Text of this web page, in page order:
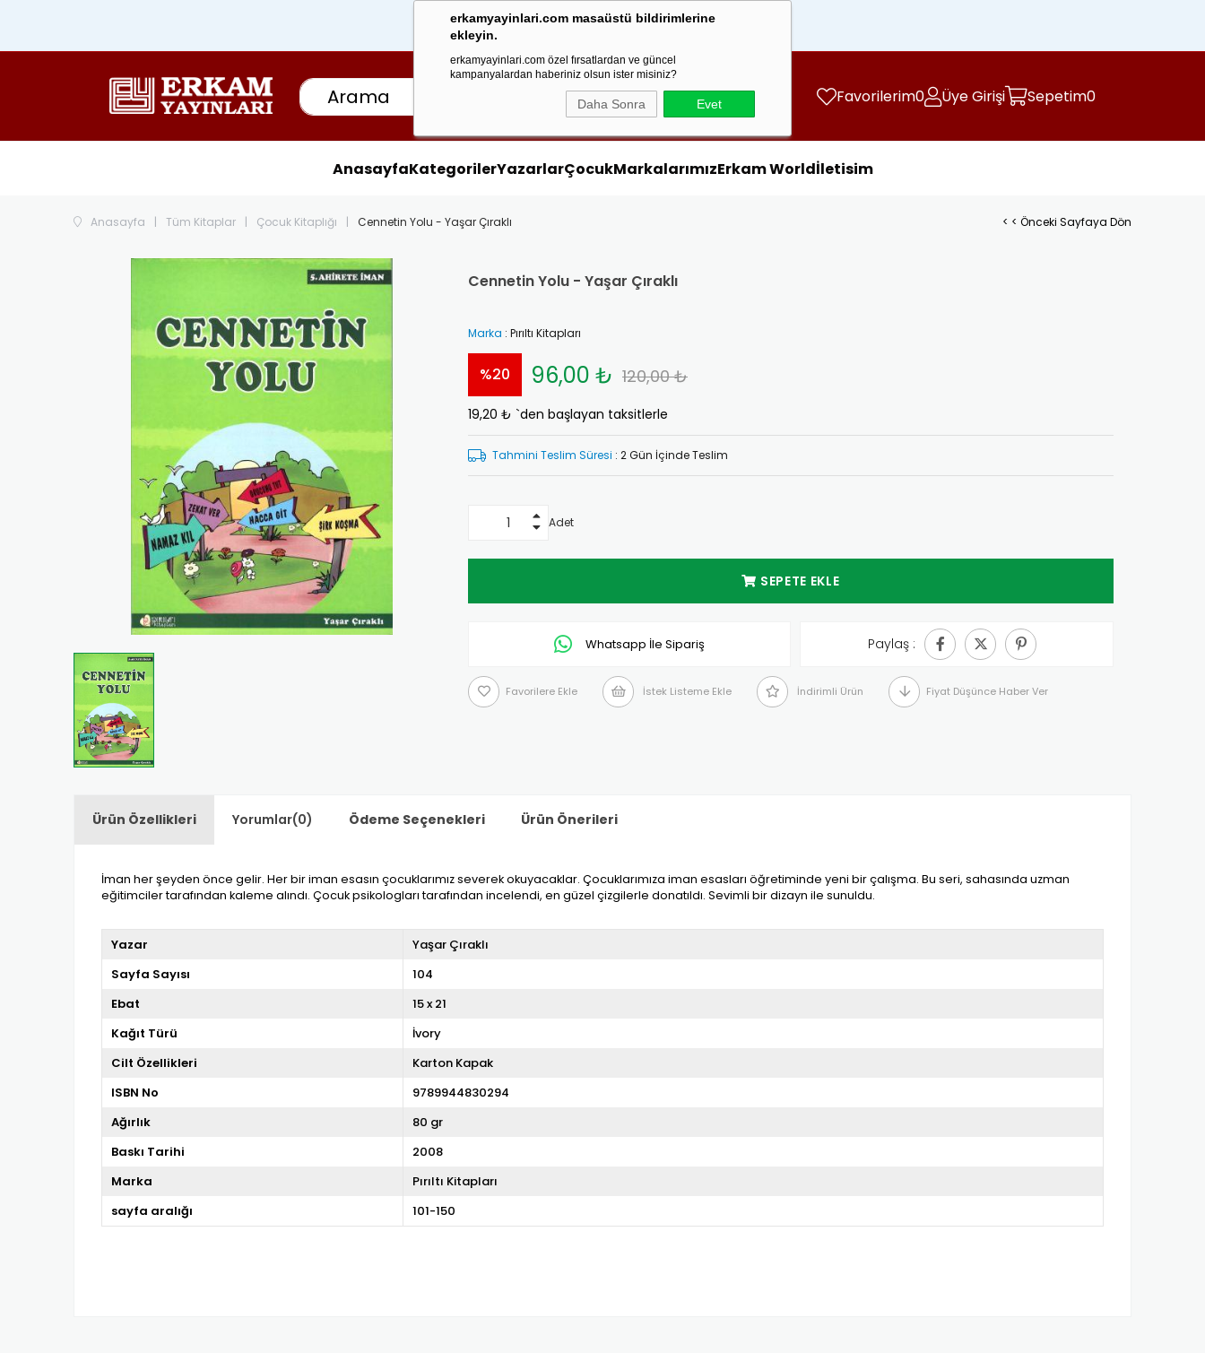
erkamyayinlari.com masaüstü bildirimlerine
ekleyin.
erkamyayinlari.com özel fırsatlardan ve güncel
kampanyalardan haberiniz olsun ister misiniz?
Daha Sonra Evet
1000 TL
Favorilerim0 Üye Girişi Sepetim0
AnasayfaKategorilerYazarlarÇocukMarkalarımızErkam Worldİletisim
Anasayfa Tüm Kitaplar Çocuk Kitaplığı Cennetin Yolu - Yaşar Çıraklı < < Önceki Sayfaya Dön
Cennetin Yolu - Yaşar Çıraklı
Marka : Pırıltı Kitapları
%20
İndirim
120,00 ₺
96,00 ₺
19,20 ₺ `den başlayan taksitlerle
Tahmini Teslim Süresi : 2 Gün İçinde Teslim
Adet
Whatsapp İle Sipariş Paylaş :
Favorilere Ekle İstek Listeme Ekle İndirimli Ürün Fiyat Düşünce Haber Ver
Ürün Özellikleri Yorumlar(0) Ödeme Seçenekleri Ürün Önerileri
İman her şeyden önce gelir. Her bir iman esasın çocuklarımız severek okuyacaklar. Çocuklarımıza iman esasları öğretiminde yeni bir çalışma. Bu seri, sahasında uzman
eğitimciler tarafından kaleme alındı. Çocuk psikologları tarafından incelendi, en güzel çizgilerle donatıldı. Sevimli bir dizayn ile sunuldu.
Yazar
Yaşar Çıraklı
Sayfa Sayısı
104
Ebat
15 x 21
Kağıt Türü
İvory
Cilt Özellikleri
Karton Kapak
ISBN No
9789944830294
Ağırlık
80 gr
Baskı Tarihi
2008
Marka
Pırıltı Kitapları
sayfa aralığı
101-150